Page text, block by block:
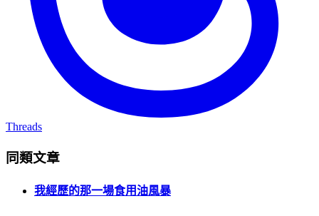
Threads
同類文章
我經歷的那一場食用油風暴